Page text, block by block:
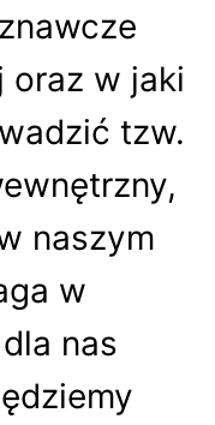
oraz w jaki
tzw.
naszym
w
nas